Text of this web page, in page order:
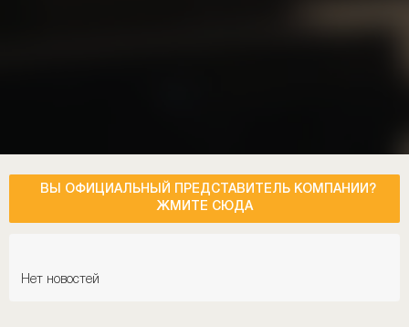
ВЫ ОФИЦИАЛЬНЫЙ ПРЕДСТАВИТЕЛЬ КОМПАНИИ?
ЖМИТЕ СЮДА
Нет новостей